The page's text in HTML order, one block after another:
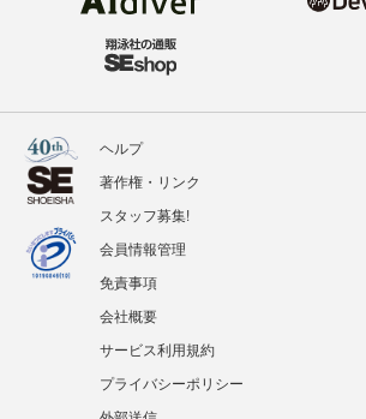
ヘルプ
著作権・リンク
スタッフ募集!
会員情報管理
免責事項
会社概要
サービス利用規約
プライバシーポリシー